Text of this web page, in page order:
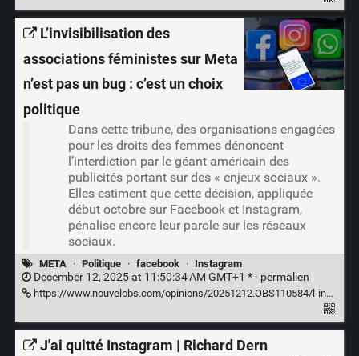
L’invisibilisation des
associations féministes sur Meta
n’est pas un bug : c’est un choix
politique
Dans cette tribune, des organisations engagées
pour les droits des femmes dénoncent
l’interdiction par le géant américain des
publicités portant sur des « enjeux sociaux ».
Elles estiment que cette décision, appliquée
début octobre sur Facebook et Instagram,
pénalise encore leur parole sur les réseaux
sociaux.
META · Politique · facebook · Instagram
December 12, 2025 at 11:50:34 AM GMT+1 * · permalien
https://www.nouvelobs.com/opinions/20251212.OBS110584/l-invisibilisation-des-associations-feministes-sur-meta-n-est-pas-un-bug-c-est-un-choix-politique.html
J'ai quitté Instagram | Richard Dern